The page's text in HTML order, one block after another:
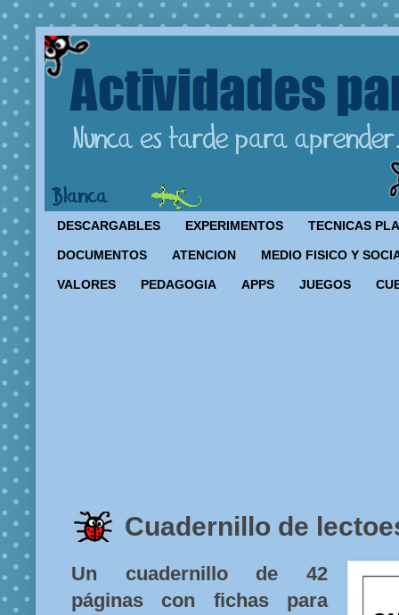
DESCARGABLES EXPERIMENTOS TECNICAS
DOCUMENTOS ATENCION MEDIO FISICO Y
VALORES PEDAGOGIA APPS JUEGOS
Cuadernillo de
Un cuadernillo de 42
páginas con fichas para